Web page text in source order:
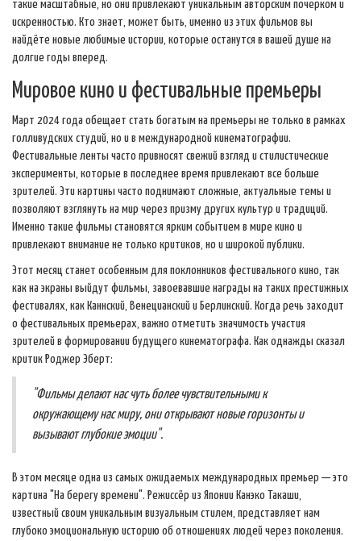
такие масштабные, но они привлекают уникальным авторским почерком и
искренностью. Кто знает, может быть, именно из этих фильмов вы
найдёте новые любимые истории, которые останутся в вашей душе на
долгие годы вперед.
Мировое кино и фестивальные премьеры
Март 2024 года обещает стать богатым на премьеры не только в рамках
голливудских студий, но и в международной кинематографии.
Фестивальные ленты часто привносят свежий взгляд и стилистические
эксперименты, которые в последнее время привлекают все больше
зрителей. Эти картины часто поднимают сложные, актуальные темы и
позволяют взглянуть на мир через призму других культур и традиций.
Именно такие фильмы становятся ярким событием в мире кино и
привлекают внимание не только критиков, но и широкой публики.
Этот месяц станет особенным для поклонников фестивального кино, так
как на экраны выйдут фильмы, завоевавшие награды на таких престижных
фестивалях, как Каннский, Венецианский и Берлинский. Когда речь заходит
о фестивальных премьерах, важно отметить значимость участия
зрителей в формировании будущего кинематографа. Как однажды сказал
критик Роджер Эберт:
"Фильмы делают нас чуть более чувствительными к
окружающему нас миру, они открывают новые горизонты и
вызывают глубокие эмоции".
В этом месяце одна из самых ожидаемых международных премьер — это
картина "На берегу времени". Режиссёр из Японии Канэко Такаши,
известный своим уникальным визуальным стилем, представляет нам
глубоко эмоциональную историю об отношениях людей через поколения.